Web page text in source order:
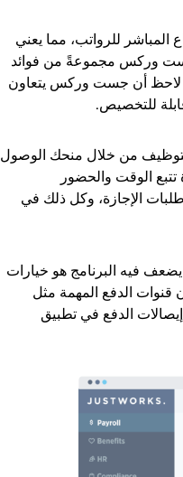
المباشر للرواتب، مما يعني
جست وركس مجموعةً من فوائد
لاحظ أن جست وركس يتعاون
للتخصيص.
من خلال منحك الوصول
تتبع الوقت والحضور
الإجازة، وكل ذلك في
فيه البرنامج هو خيارات
قنوات الدفع المهمة مثل
الدفع في تطبيق